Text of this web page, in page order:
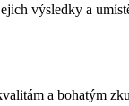
výsledky a
a bohatým